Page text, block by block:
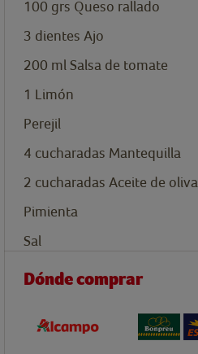
100 grs Queso rallado
3 dientes Ajo
200 ml Salsa de tomate
1 Limón
Perejil
4 cucharadas Mantequilla
2 cucharadas Aceite de oliva
Pimienta
Sal
Dónde comprar